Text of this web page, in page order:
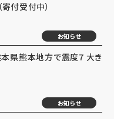
付受付中）
お知らせ
県熊本地方で震度7 大き
お知らせ